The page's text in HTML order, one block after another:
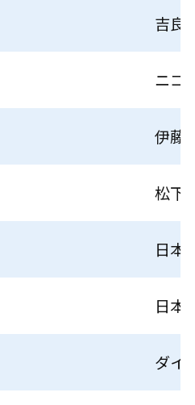
吉良
ニコ
伊藤
松下
日本
日本
ダイ